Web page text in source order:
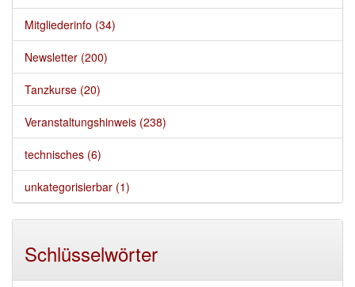
Mitgliederinfo (34)
Newsletter (200)
Tanzkurse (20)
Veranstaltungshinweis (238)
technisches (6)
unkategorisierbar (1)
Schlüsselwörter